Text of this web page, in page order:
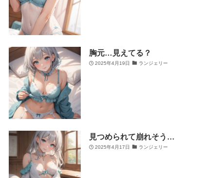
胸元…見えてる？
2025年4月19日 ランジェリー
見つめられて崩れそう…
2025年4月17日 ランジェリー